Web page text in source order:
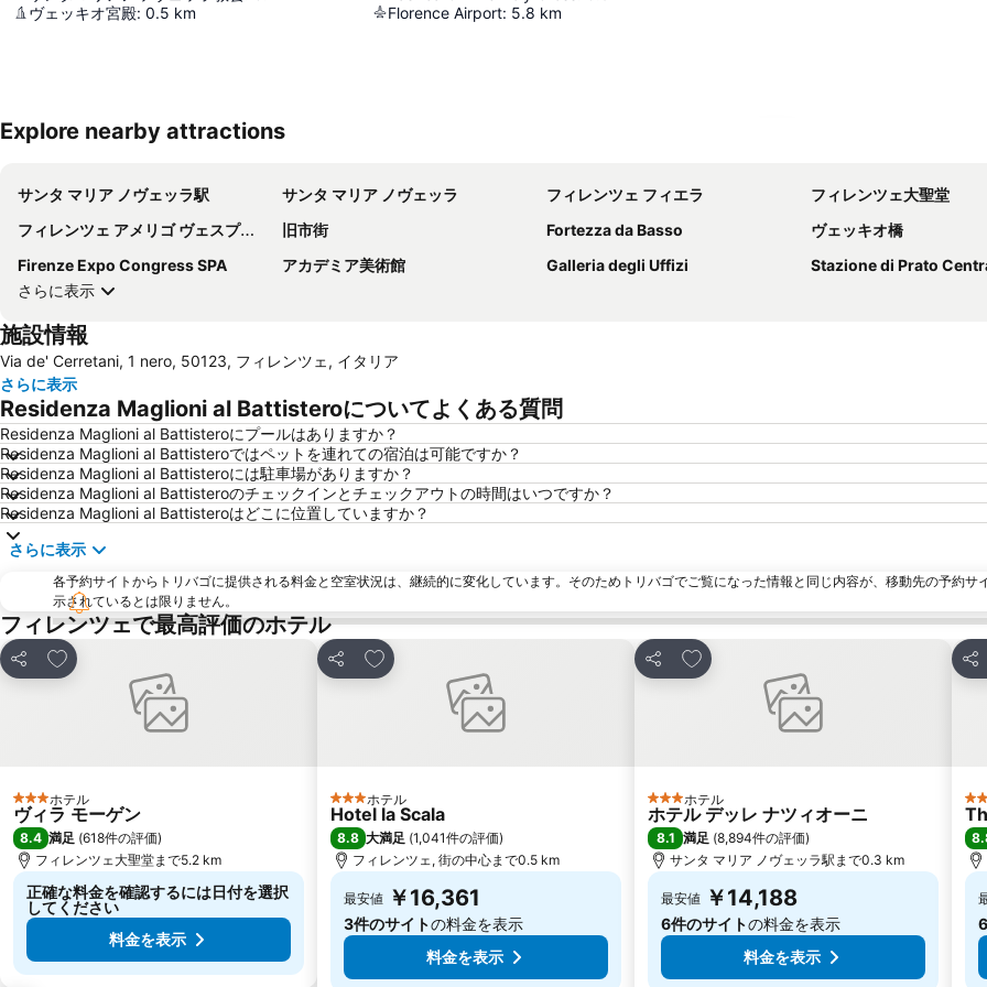
ヴェッキオ宮殿: 0.5 km
Florence Airport: 5.8 km
Explore nearby attractions
サンタ マリア ノヴェッラ駅 サンタ マリア ノヴェッラ フィレンツェ フィエラ
フィレンツェ大聖堂
フィレンツェ アメリゴ ヴェスプッチ空港
旧市街 Fortezza da Basso
ヴェッキオ橋
Firenze Expo Congress SPA
アカデミア美術館 Galleria degli Uffizi
Stazione di Prato
さらに表示
施設情報
Via de' Cerretani, 1 nero, 50123, フィレンツェ, イタリア
さらに表示
Residenza Maglioni al Battisteroについてよくある質問
Residenza Maglioni al Battisteroにプールはありますか？
Residenza Maglioni al Battisteroではペットを連れての宿泊は可能ですか？
Residenza Maglioni al Battisteroには駐車場がありますか？
Residenza Maglioni al Battisteroのチェックインとチェックアウトの時間はいつですか？
Residenza Maglioni al Battisteroはどこに位置していますか？
さらに表示
各予約サイトからトリバゴに提供される料金と空室状況は、継続的に変化しています。そのためトリバゴでご覧になった情報と同じ内容が、移動先の予約サ
示されているとは限りません。
フィレンツェで最高評価のホテル
シェア
お気に入りに追加
3 ホテルのランク
ホテル
ヴィラ モーゲン
8.4 満足 (618件の評価)
フィレンツェ大聖堂まで5.2 km
正確な料金を確認するには日付を選択
してください
料金を表示
シェア
お気に入りに追加
3 ホテルのランク
ホテル
Hotel la Scala
8.8 大満足 (1,041件の評価)
フィレンツェ, 街の中心まで0.5 km
最安値 ￥16,361
3件のサイトの料金を表示
料金を表示
シェア
お気に入りに追加
3 ホテルのランク
ホテル
ホテル デッレ ナツィオーニ
8.1 満足 (8,894件の評価)
サンタ マリア ノヴェッラ駅まで0.3 km
最安値 ￥14,188
6件のサイトの料金を表示
料金を表示
シ
4